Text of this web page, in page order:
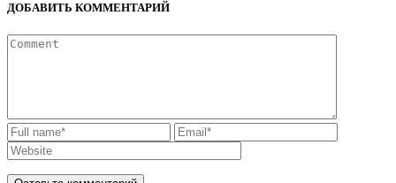
ДОБАВИТЬ КОММЕНТАРИЙ